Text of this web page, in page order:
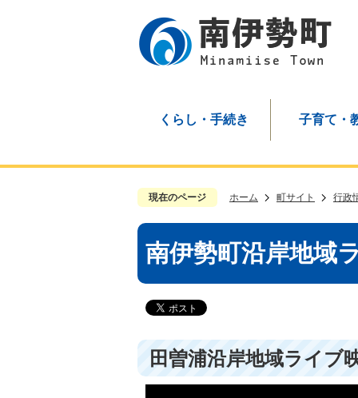
くらし・手続き 子育て・
現在のページ ホーム 町サイト 行政
南伊勢町沿岸地域
田曽浦沿岸地域ライブ